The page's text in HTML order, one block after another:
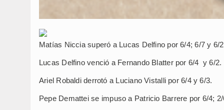
Matías Niccia superó a Lucas Delfino por 6/4; 6/7 y 6/
Lucas Delfino venció a Fernando Blatter por 6/4 y 6/2.
Ariel Robaldi derrotó a Luciano Vistalli por 6/4 y 6/3.
Pepe Demattei se impuso a Patricio Barrere por 6/4;